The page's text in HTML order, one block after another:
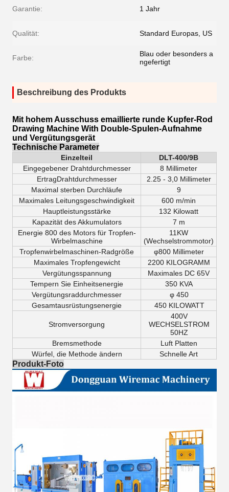
Garantie: 1 Jahr
Qualität: Standard Europas, US
Farbe:
Blau oder besonders a
ngefertigt
Beschreibung des Produkts
Mit hohem Ausschuss emaillierte runde Kupfer-Rod
Drawing Machine With Double-Spulen-Aufnahme
und Vergütungsgerät
Technische Parameter
Einzelteil
DLT-400/9B
Eingegebener Drahtdurchmesser
8 Millimeter
ErtragDrahtdurchmesser
2.25 - 3,0 Millimeter
Maximal sterben Durchläufe
9
Maximales Leitungsgeschwindigkeit
600 m/min
Hauptleistungsstärke
132 Kilowatt
Kapazität des Akkumulators
7 m
Energie 800 des Motors für Tropfen-
Wirbelmaschine
11KW
(Wechselstrommotor)
Tropfenwirbelmaschinen-Radgröße
φ800 Millimeter
Maximales Tropfengewicht
2200 KILOGRAMM
Vergütungsspannung
Maximales DC 65V
Tempern Sie Einheitsenergie
350 KVA
Vergütungsraddurchmesser
φ 450
Gesamtausrüstungsenergie
450 KILOWATT
Stromversorgung
400V
WECHSELSTROM
50HZ
Bremsmethode
Luft Platten
Würfel, die Methode ändern
Schnelle Art
Produkt-Foto